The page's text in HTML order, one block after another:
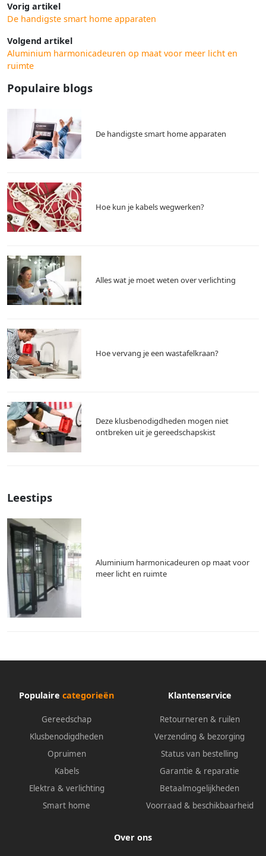
Vorig artikel
De handigste smart home apparaten
Volgend artikel
Aluminium harmonicadeuren op maat voor meer licht en
ruimte
Populaire blogs
De handigste smart home apparaten
Hoe kun je kabels wegwerken?
Alles wat je moet weten over verlichting
Hoe vervang je een wastafelkraan?
Deze klusbenodigdheden mogen niet
ontbreken uit je gereedschapskist
Leestips
Aluminium harmonicadeuren op maat voor
meer licht en ruimte
Populaire categorieën
Gereedschap
Klusbenodigdheden
Opruimen
Kabels
Elektra & verlichting
Smart home
Klantenservice
Retourneren & ruilen
Verzending & bezorging
Status van bestelling
Garantie & reparatie
Betaalmogelijkheden
Voorraad & beschikbaarheid
Over ons